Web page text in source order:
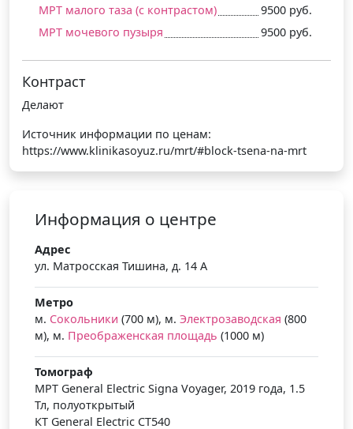
МРТ малого таза (c контрастом)
9500 руб.
МРТ мочевого пузыря
9500 руб.
Контраст
Делают
Источник информации по ценам:
https://www.klinikasoyuz.ru/mrt/#block-tsena-na-mrt
Информация о центре
Адрес
ул. Матросская Тишина, д. 14 А
Метро
м. Сокольники (700 м), м. Электрозаводская (800
м), м. Преображенская площадь (1000 м)
Томограф
МРТ General Electric Signa Voyager, 2019 года, 1.5
Тл, полуоткрытый
КТ General Electric CT540